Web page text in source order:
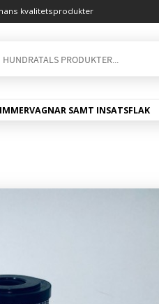
kvalitetsprodukter
SAMT INSATSFLAK